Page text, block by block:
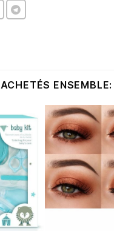
ENSEMBLE: